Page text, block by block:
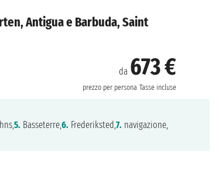
Antigua e Barbuda, Saint
da 673 €
prezzo per persona Tasse incluse
5. Basseterre,6. Frederiksted,7. navigazione,